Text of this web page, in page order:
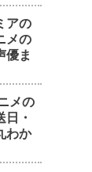
アの
メの
優ま
メの
・
わか